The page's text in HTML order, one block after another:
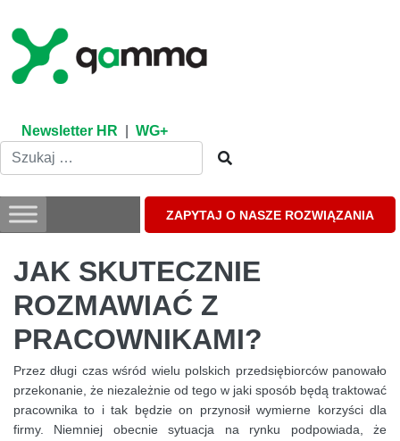
content
Newsletter HR WG+
ZAPYTAJ O NASZE ROZWIĄZANIA
JAK SKUTECZNIE
ROZMAWIAĆ Z
PRACOWNIKAMI?
Przez długi czas wśród wielu polskich przedsiębiorców panowało
przekonanie, że niezależnie od tego w jaki sposób będą traktować
pracownika to i tak będzie on przynosił wymierne korzyści dla
firmy. Niemniej obecnie sytuacja na rynku podpowiada, że